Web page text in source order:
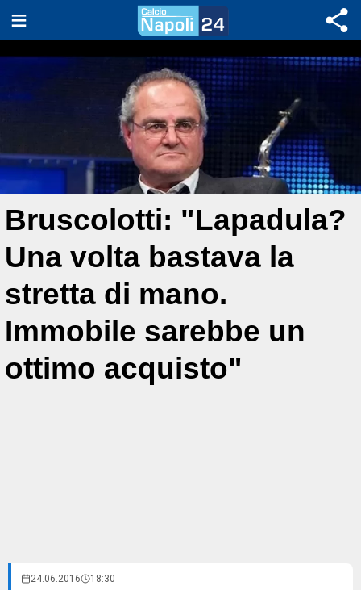
Bruscolotti: "Lapadula?
Una volta bastava la
stretta di mano.
Immobile sarebbe un
ottimo acquisto"
24.06.2016 18:30